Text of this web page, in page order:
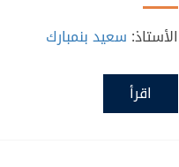
الأستاذ: سعيد بنمبارك
اقرأ